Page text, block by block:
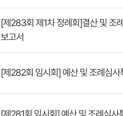
[제283회 제1차 정례회]결산 및 조
보고서
[제282회 임시회] 예산 및 조례심사